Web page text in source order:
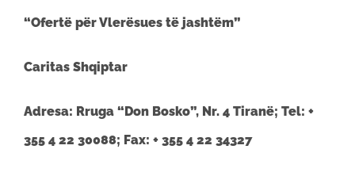
“Ofertë për Vlerësues të jashtëm”
Caritas Shqiptar
Adresa: Rruga “Don Bosko”, Nr. 4 Tiranë; Tel: +
355 4 22 30088; Fax: + 355 4 22 34327